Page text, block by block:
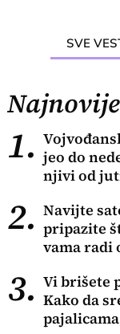
SVE
Najnovije
1. jeo do
njivi od
2. Navijte
pripazite
vama radi
3. Vi brišete
Kako da